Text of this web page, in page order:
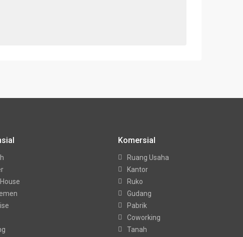
Komersial
Ruang Usaha
Kantor
Ruko
Gudang
Pabrik
Coworking
Tanah